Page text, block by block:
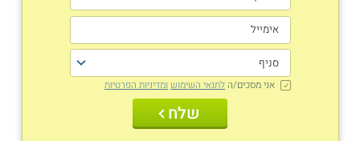
אני מסכים/ה לתנאי השימוש ומדיניות הפרטיות
שלח